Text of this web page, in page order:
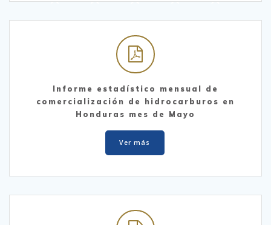
Informe estadístico mensual de
comercialización de hidrocarburos en
Honduras mes de Mayo
Ver más